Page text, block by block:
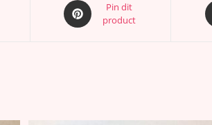
Pin dit
product